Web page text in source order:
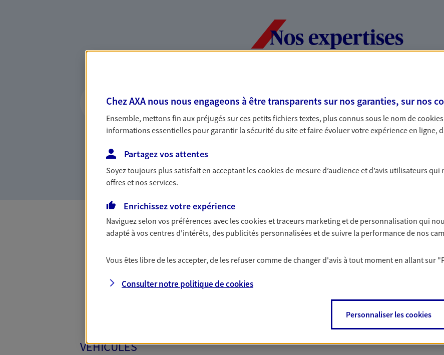
Nos expertises
confiance
Vous accompagner dans vos projets de vie tout au long de
votre vie, c'est ainsi que nous concevons notre métier : dans
la confiance et la proximité. C'est en apprenant à vous
connaître que nous proposons de meilleures solutions.
entreprises
Comme vous,
bâtissons
Toutes nos offres Assurance &
PRO & ENTREPRISES
VÉHICULES
Chez AXA nous nous engageons à être transparents sur nos garanties, sur nos
Ensemble, mettons fin aux préjugés sur ces petits fichiers textes, plus connus sous le nom decookies
informations essentielles pour garantir la sécurité du site et faire évoluer votre expérience en ligne,
Partagez vos attentes
Soyez toujours plus satisfait en acceptant lescookiesde mesure d’audience et d’avis utilisateurs
offres et nos services.
Enrichissez votre expérience
Naviguez selon vos préférences avec lescookies et traceurs marketing et de personnalisation qui
adapté à vos centres d'intérêts, des publicités personnalisées et de suivre la performance de nos
Vous êtes libre de les accepter, de les refuser comme de changer d'avis à tout moment en allant sur
Consulter notre politique decookies
Personnaliser les cookies